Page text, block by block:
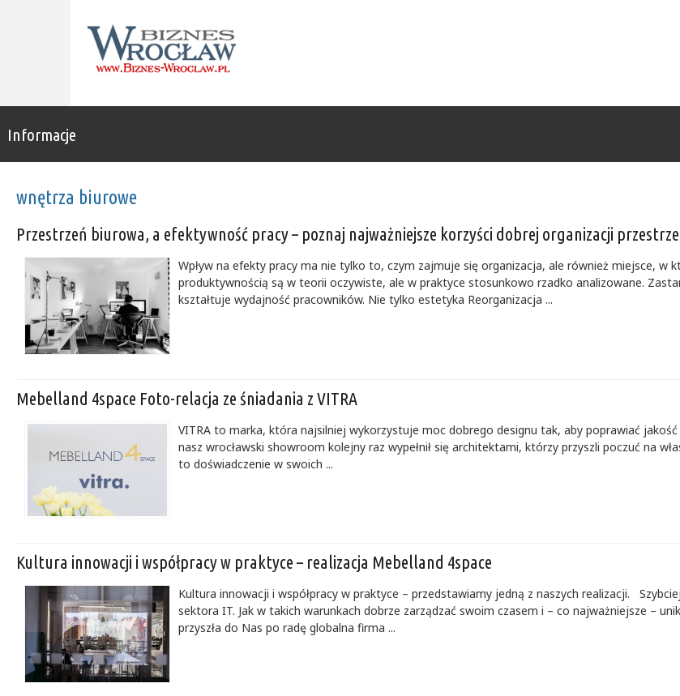
Informacje
wnętrza biurowe
Przestrzeń biurowa, a efektywność pracy – poznaj najważniejsze korzyści dobrej organizacji
Wpływ na efekty pracy ma nie tylko to, czym zajmuje się organizacja, ale również miejsce, w
produktywnością są w teorii oczywiste, ale w praktyce stosunkowo rzadko analizowane.
kształtuje wydajność pracowników. Nie tylko estetyka Reorganizacja ...
Mebelland 4space Foto-relacja ze śniadania z VITRA
VITRA to marka, która najsilniej wykorzystuje moc dobrego designu tak, aby poprawiać
nasz wrocławski showroom kolejny raz wypełnił się architektami, którzy przyszli poczuć na
to doświadczenie w swoich ...
Kultura innowacji i współpracy w praktyce – realizacja Mebelland 4space
Kultura innowacji i współpracy w praktyce – przedstawiamy jedną z naszych realizacji.
sektora IT. Jak w takich warunkach dobrze zarządzać swoim czasem i – co najważniejsze –
przyszła do Nas po radę globalna firma ...